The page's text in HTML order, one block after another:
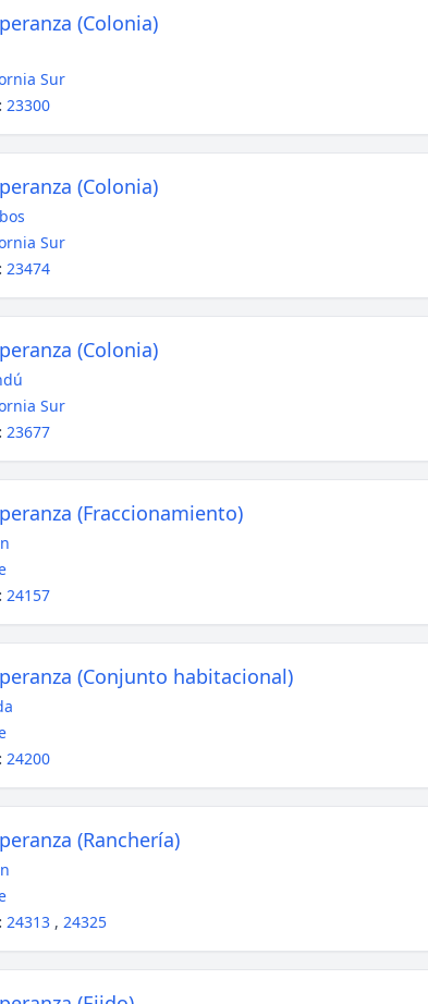
(Colonia)
Sur
23300
(Colonia)
Sur
23474
(Colonia)
Sur
23677
(Fraccionamiento)
24157
(Conjunto habitacional)
24200
(Ranchería)
24313 , 24325